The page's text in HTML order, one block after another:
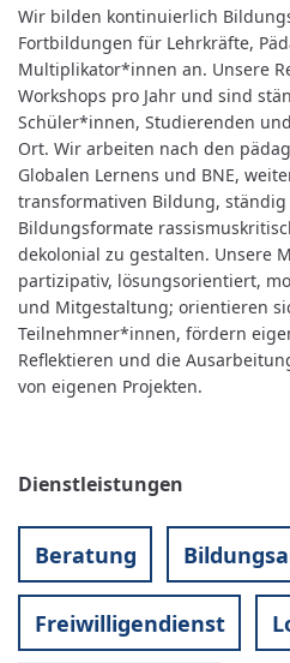
Wir bilden kontinuierlich
Fortbildungen für Lehrkräfte,
Multiplikator*innen an. Unsere
Workshops pro Jahr und sind
Schüler*innen, Studierenden
Ort. Wir arbeiten nach den
Globalen Lernens und BNE,
transformativen Bildung,
Bildungsformate
dekolonial zu gestalten. Unsere
partizipativ, lösungsorientiert,
und Mitgestaltung; orientieren
Teilnehmner*innen, fördern
Reflektieren und die
von eigenen Projekten.
Dienstleistungen
Beratung
Freiwilligendienst